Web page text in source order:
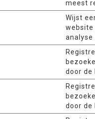
meest
Wijst
website
analyse
door de
door de